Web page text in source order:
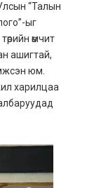
“Талын
ыг
өмчит
ашигтай,
юм.
харилцаа